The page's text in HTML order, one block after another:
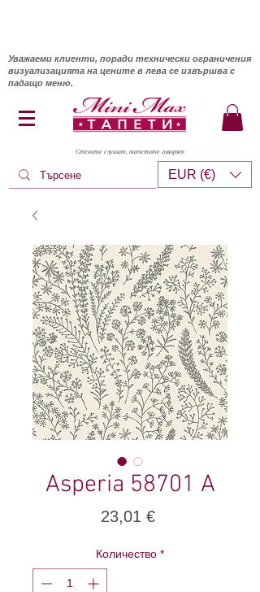
Уважаеми клиенти, поради технически ограничения
визуализацията на цените в лева се извършва с
падащо меню.
Стените слушат, тапетите говорят
EUR (€)
Asperia 58701 A
23,01 €Цена
Количество *